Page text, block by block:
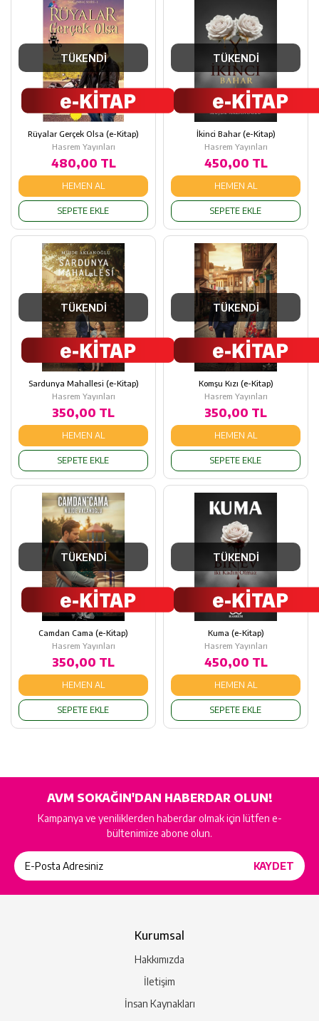
TÜKENDİ
Rüyalar Gerçek Olsa (e-Kitap)
Hasrem Yayınları
480,00 TL
HEMEN AL
SEPETE EKLE
TÜKENDİ
İkinci Bahar (e-Kitap)
Hasrem Yayınları
450,00 TL
HEMEN AL
SEPETE EKLE
TÜKENDİ
Sardunya Mahallesi (e-Kitap)
Hasrem Yayınları
350,00 TL
HEMEN AL
SEPETE EKLE
TÜKENDİ
Komşu Kızı (e-Kitap)
Hasrem Yayınları
350,00 TL
HEMEN AL
SEPETE EKLE
TÜKENDİ
Camdan Cama (e-Kitap)
Hasrem Yayınları
350,00 TL
HEMEN AL
SEPETE EKLE
TÜKENDİ
Kuma (e-Kitap)
Hasrem Yayınları
450,00 TL
HEMEN AL
SEPETE EKLE
AVM SOKAĞIN'DAN HABERDAR OLUN!
Kampanya ve yeniliklerden haberdar olmak için lütfen e-
bültenimize abone olun.
Kurumsal
Hakkımızda
İletişim
İnsan Kaynakları